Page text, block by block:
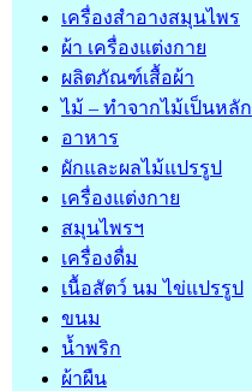
เครื่องสำอางสมุนไพร
ผ้า เครื่องแต่งกาย
ผลิตภัณฑ์เสื้อผ้า
ไม้ – ทำจากไม้เป็นหลัก
อาหาร
ผักและผลไม้แปรรูป
เครื่องแต่งกาย
สมุนไพรฯ
เครื่องดื่ม
เนื้อสัตว์ นม ไข่แปรรูป
ขนม
น้ำพริก
ผ้าผืน